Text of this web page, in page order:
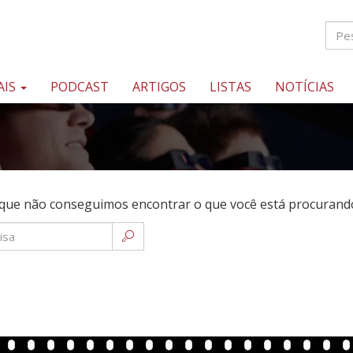
PODCAST ARTIGOS LISTAS NOTÍCIAS
não conseguimos encontrar o que você está